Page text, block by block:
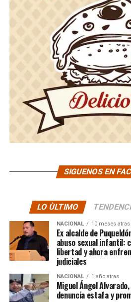
SIGUENOS EN
LO ÙLTIMO
NACIONAL 10 meses atras
Ex alcalde de
abuso sexual infantil:
libertad y ahora
judiciales
NACIONAL 1 año atras
Miguel Ángel
denuncia estafa y